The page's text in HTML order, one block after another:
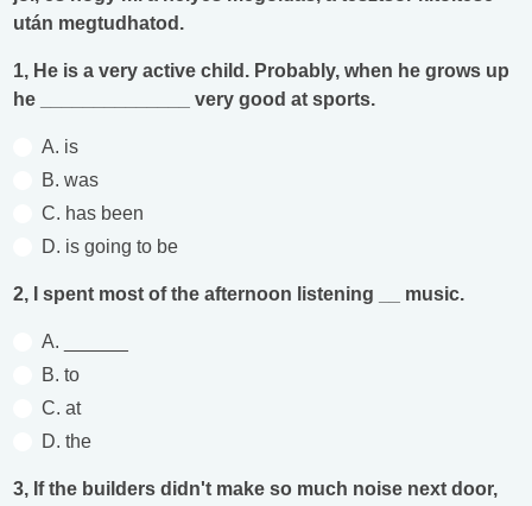
után megtudhatod.
1, He is a very active child. Probably, when he grows up
he ______________ very good at sports.
A. is
B. was
C. has been
D. is going to be
2, I spent most of the afternoon listening __ music.
A. ______
B. to
C. at
D. the
3, If the builders didn't make so much noise next door,